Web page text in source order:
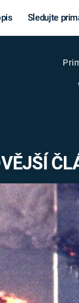
Sledujte
MARS
UFO A